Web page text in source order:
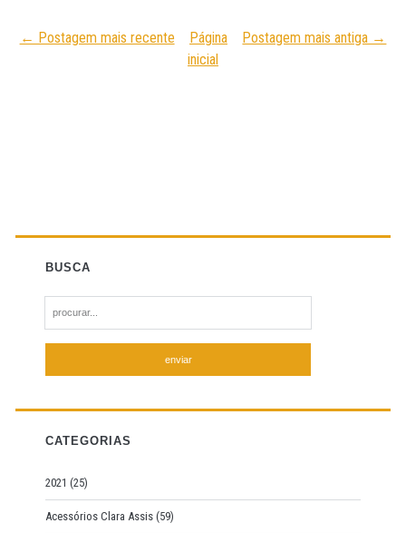
← Postagem mais recente Postagem mais antiga →
Página
inicial
BUSCA
e
h
f
r
:
CATEGORIAS
2021 (25)
Acessórios Clara Assis (59)